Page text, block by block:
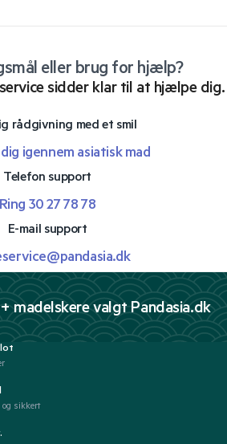
eller brug for hjælp?
sidder klar til at hjælpe dig.
rådgivning med et smil
igennem asiatisk mad
Telefon support
Ring 30 27 78 78
E-mail support
madelskere valgt Pandasia.dk
sikkert